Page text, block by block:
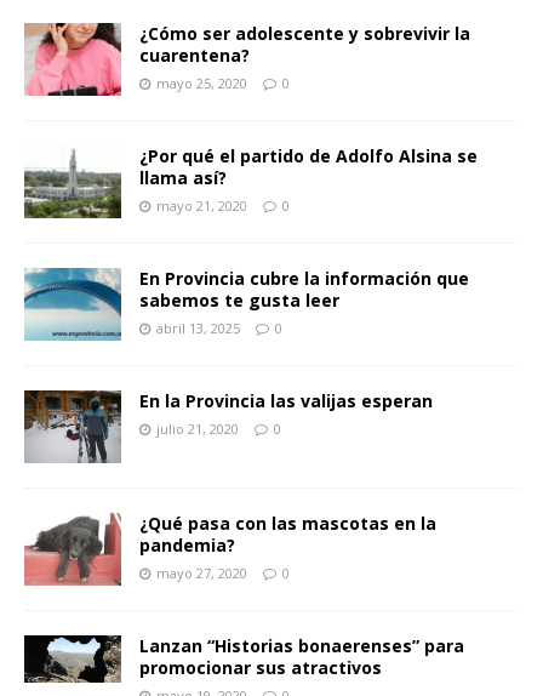
¿Cómo ser adolescente y sobrevivir la
cuarentena?
mayo 25, 2020 0
¿Por qué el partido de Adolfo Alsina se
llama así?
mayo 21, 2020 0
En Provincia cubre la información que
sabemos te gusta leer
abril 13, 2025 0
En la Provincia las valijas esperan
julio 21, 2020 0
¿Qué pasa con las mascotas en la
pandemia?
mayo 27, 2020 0
Lanzan “Historias bonaerenses” para
promocionar sus atractivos